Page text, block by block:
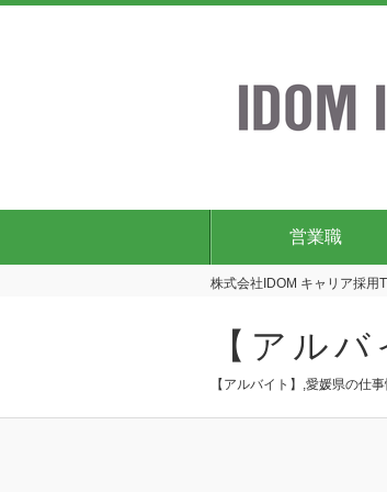
営業職
株式会社IDOM キャリア採用
【アル
【アルバイト】,愛媛県の仕